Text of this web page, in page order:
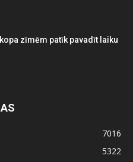
zīmēm patīk pavadīt laiku
7016
5322